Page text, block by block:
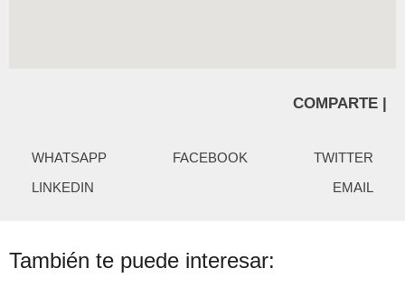
COMPARTE |
WHATSAPP FACEBOOK
TWITTER
LINKEDIN
EMAIL
También te puede interesar: